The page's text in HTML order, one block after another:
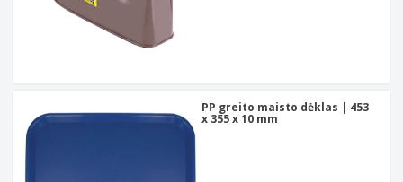
PP greito maisto dėklas | 453
x 355 x 10 mm